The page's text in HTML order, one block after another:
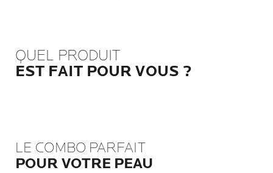
QUEL PRODUIT
EST FAIT POUR VOUS ?
LE COMBO PARFAIT
POUR VOTRE PEAU